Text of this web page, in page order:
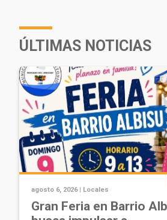
ÚLTIMAS NOTICIAS
agosto 6, 2026 | Locales
Gran Feria en Barrio